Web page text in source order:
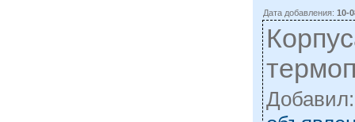
Дата добавления:10-